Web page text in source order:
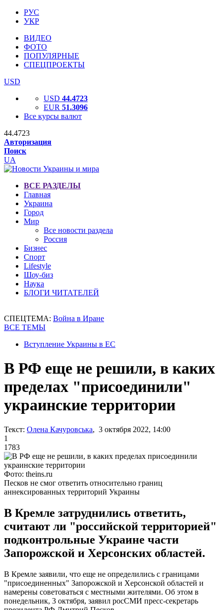
РУС
УКР
ВИДЕО
ФОТО
ПОПУЛЯРНЫЕ
СПЕЦПРОЕКТЫ
USD
USD 44.4723
EUR 51.3096
Все курсы валют
44.4723
Авторизация
Поиск
UA
ВСЕ РАЗДЕЛЫ
Главная
Украина
Город
Мир
Все новости раздела
Россия
Бизнес
Спорт
Lifestyle
Шоу-биз
Наука
БЛОГИ ЧИТАТЕЛЕЙ
СПЕЦТЕМА: Война в Иране
ВСЕ ТЕМЫ
Вступление Украины в ЕС
В РФ еще не решили, в каких
пределах "присоединили"
украинские территории
Текст: Олена Качуровська, 3 октября 2022, 14:00
1
1783
Фото: theins.ru
Песков не смог ответить относительно границ
аннексированных территорий Украины
В Кремле затруднились ответить,
считают ли "российской территорией"
подконтрольные Украине части
Запорожской и Херсонских областей.
В Кремле заявили, что еще не определились с границами
"присоединенных" Запорожской и Херсонской областей и
намерены советоваться с местными жителями. Об этом в
понедельник, 3 октября, заявил росСМИ пресс-секретарь